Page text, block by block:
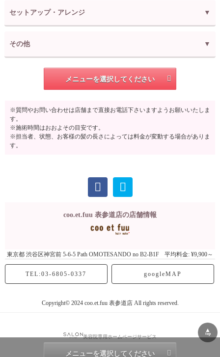
セットアップ・アレンジ
その他
メニューを選択してください
※質問やお問い合わせは店舗まで直接お電話下さいますようお願いいたしま
す。
※施術時間はおおよその目安です。
※担当者、状態、お客様の髪の長さによっては料金が変動する場合がありま
す。
メニューを選択してください
coo.et.fuu 表参道店の店舗情報
東京都 渋谷区神宮前 5-6-5 Path OMOTESANDO no B2-B1F 平均料金: ¥9,900～
TEL:03-6805-0337 googleMAP
Copyright© 2024 coo.et.fuu 表参道店 All rights reserved.
美容院専用ホームページサービス
▲
top